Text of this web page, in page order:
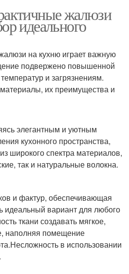
жалюзи
идеального
на кухню играет важную
подвержено повышенной
и загрязнениям.
их преимущества и
элегантным и уютным
кухонного пространства,
широкого спектра материалов,
так и натуральные волокна.
и фактур, обеспечивающая
идеальный вариант для любого
ткани создавать мягкое,
наполняя помещение
в использовании